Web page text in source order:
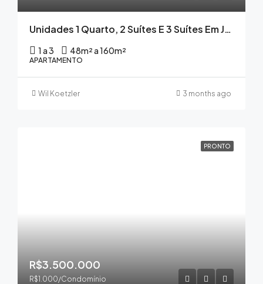
Unidades 1 Quarto, 2 Suítes E 3 Suítes Em Jurerê Alto Padrão A Preço De Custo
1 a 3 48m² a 160m²
APARTAMENTO
Wil Koetzler 3 months ago
PRONTO
R$3.500.000
R$1.000/Condomínio